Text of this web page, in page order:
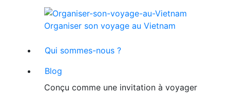
Organiser son voyage au Vietnam
Qui sommes-nous ?
Blog
Conçu comme une invitation à voyager